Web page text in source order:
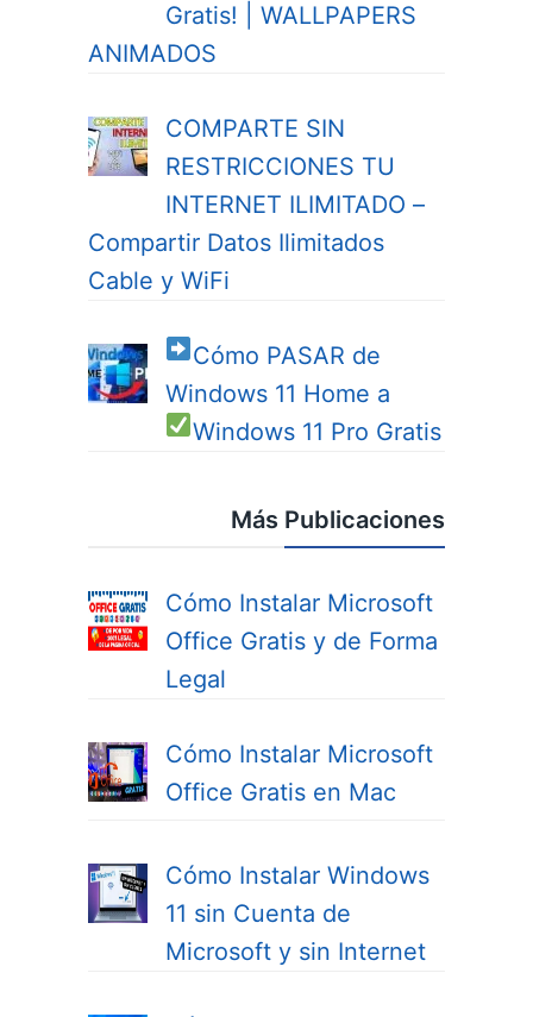
Gratis! | WALLPAPERS
ANIMADOS
COMPARTE SIN
RESTRICCIONES TU
INTERNET ILIMITADO –
Compartir Datos Ilimitados
Cable y WiFi
Cómo PASAR de
Windows 11 Home a
Windows 11 Pro Gratis
Más Publicaciones
Cómo Instalar Microsoft
Office Gratis y de Forma
Legal
Cómo Instalar Microsoft
Office Gratis en Mac
Cómo Instalar Windows
11 sin Cuenta de
Microsoft y sin Internet